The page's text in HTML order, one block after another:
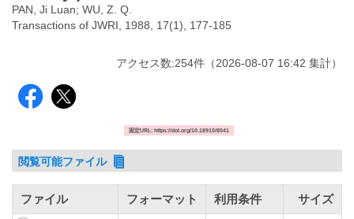
PAN, Ji Luan; WU, Z. Q.
Transactions of JWRI, 1988, 17(1), 177-185
アクセス数:254件 （2026-08-07 16:42 集計）
固定URL: https://doi.org/10.18910/8041
閲覧可能ファイル
ファイル フォーマット 利用条件 サイズ